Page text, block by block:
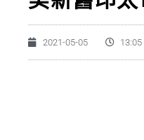
2021-05-05 13:05